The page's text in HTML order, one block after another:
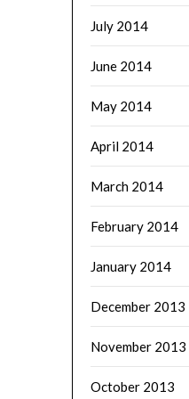
July 2014
June 2014
May 2014
April 2014
March 2014
February 2014
January 2014
December 2013
November 2013
October 2013